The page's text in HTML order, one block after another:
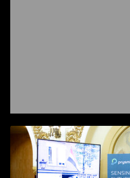
Prysmian aduce la
sensing si Digital
in timp real a